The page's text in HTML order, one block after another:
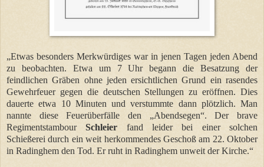
„Etwas besonders Merkwürdiges war in jenen Tagen jeden Abend
zu beobachten. Etwa um 7 Uhr begann die Besatzung der
feindlichen Gräben ohne jeden ersichtlichen Grund ein rasendes
Gewehrfeuer gegen die deutschen Stellungen zu eröffnen. Dies
dauerte etwa 10 Minuten und verstummte dann plötzlich. Man
nannte diese Feuerüberfälle den „Abendsegen“. Der brave
RegimentstambourSchleier fand leider bei einer solchen
Schießerei durch ein weit herkommendes Geschoß am 22. Oktober
in Radinghem den Tod. Er ruht in Radinghem unweit der Kirche.“